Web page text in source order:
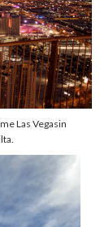
Las Vegasin